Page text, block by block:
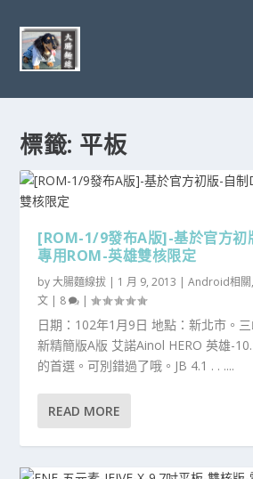
標籤: 平板
[ROM-1/9發布A版]-基於官方初
專用ROM-英雄雙核限定
by大腸麵線拔 | 1 月 9, 2013 |Android相關,
文 | 8 |
日期：102年1月9日 地點：新北市。
新精簡版A版 艾諾Ainol HERO 英雄-
的首選。可別錯過了哦。JB 4.1 . . ....
READ MORE